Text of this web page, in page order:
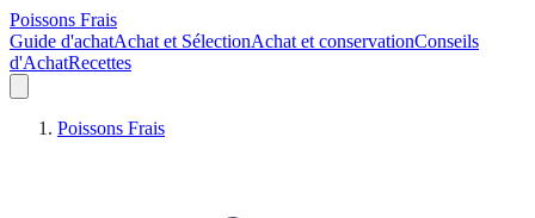
Poissons Frais
Guide d'achatAchat et SélectionAchat et conservationConseils
d'AchatRecettes
Poissons Frais